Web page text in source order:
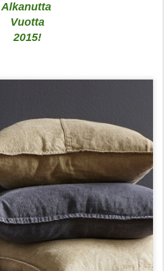
Alkanutta
Vuotta
2015!